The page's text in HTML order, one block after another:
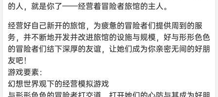
的人，就是你了——经营着冒险者旅馆的主人。
经营好自己新开的旅馆，为疲惫的冒险者们提供周到的服
务，并不断地开发并改进旅馆的设施与规模，好与形形色色
的冒险者们结下深厚的友谊，让她们成为你亲密无间的好朋
友吧！
游戏要素：
幻想世界观下的经营模拟游戏